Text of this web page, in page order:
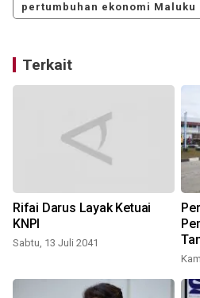
pertumbuhan ekonomi Maluku
Terkait
Rifai Darus Layak Ketuai
KNPI
Sabtu, 13 Juli 2041